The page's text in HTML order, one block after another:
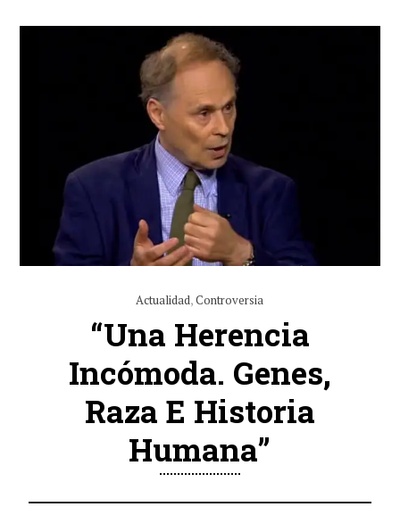
Actualidad,Controversia
“Una Herencia
Incómoda. Genes,
Raza E Historia
Humana”